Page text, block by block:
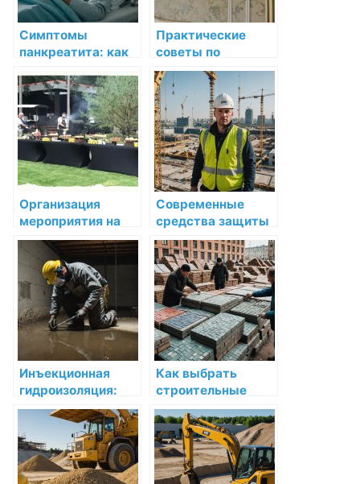
Симптомы
панкреатита: как
опасное
заболевание
Практические
советы по
установке и уходу
за лепниной
Организация
мероприятия на
свежем воздухе
под ключ: как
сделать это
правильно?
Современные
средства защиты
от падения с
высоты: как
выбрать и купить
в Москве
Инъекционная
гидроизоляция:
Надежная защита
для вашего дома
Как выбрать
строительные
материалы:
Полное
руководство для
покупателей в
Челябинске